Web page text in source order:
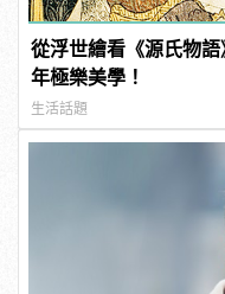
從浮世繪看《源氏物
年極樂美學！
生活話題